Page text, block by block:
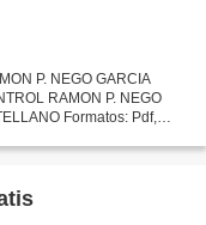
P. NEGO GARCIA
RAMON P. NEGO
Formatos: Pdf,